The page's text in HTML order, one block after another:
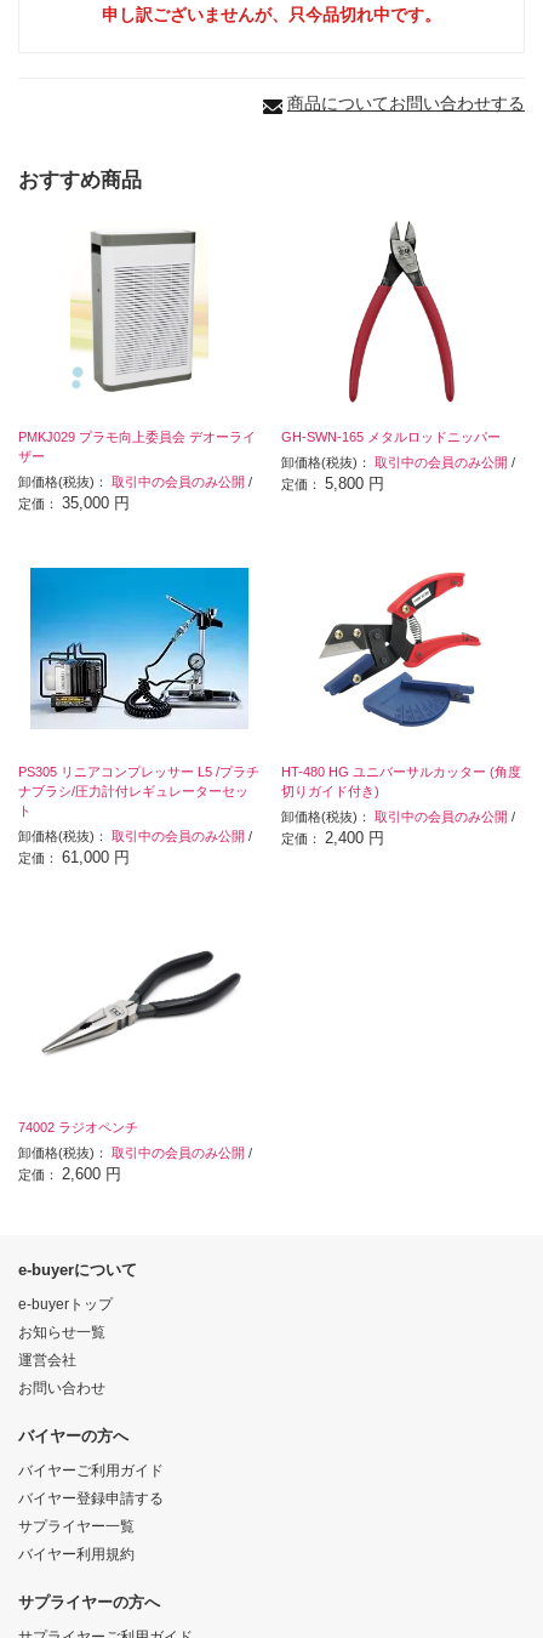
申し訳ございませんが、只今品切れ中です。
商品についてお問い合わせする
おすすめ商品
PMKJ029 プラモ向上委員会 デオーライ
ザー
卸価格(税抜)： 取引中の会員のみ公開 /
定価： 35,000 円
GH-SWN-165 メタルロッドニッパー
卸価格(税抜)：取引中の会員のみ公開 /
定価：5,800 円
PS305 リニアコンプレッサー L5 /プラチ
ナブラシ/圧力計付レギュレーターセッ
ト
卸価格(税抜)： 取引中の会員のみ公開 /
定価： 61,000 円
HT-480 HG ユニバーサルカッター (角度
切りガイド付き)
卸価格(税抜)：取引中の会員のみ公開 /
定価： 2,400 円
74002 ラジオペンチ
卸価格(税抜)： 取引中の会員のみ公開 /
定価： 2,600 円
e-buyerについて
e-buyerトップ
お知らせ一覧
運営会社
お問い合わせ
バイヤーの方へ
バイヤーご利用ガイド
バイヤー登録申請する
サプライヤー一覧
バイヤー利用規約
サプライヤーの方へ